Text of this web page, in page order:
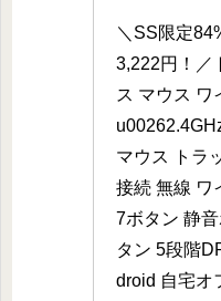
＼SS限定
3,222円！／
ス マウス ワ
マウス トラ
接続 無線 ワ
7ボタン 静
タン 5段階
droid 自宅オ